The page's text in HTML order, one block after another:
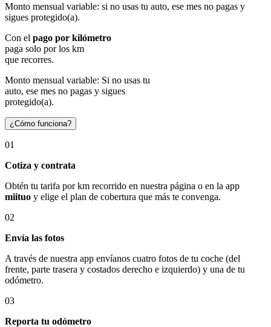
Monto mensual variable: si no usas tu auto, ese mes no pagas y
sigues protegido(a).
Con el pago por kilómetro
paga solo por los km
que recorres.
Monto mensual variable: Si no usas tu
auto, ese mes no pagas y sigues
protegido(a).
¿Cómo funciona?
01
Cotiza y contrata
Obtén tu tarifa por km recorrido en nuestra página o en la app
miituo y elige el plan de cobertura que más te convenga.
02
Envía las fotos
A través de nuestra app envíanos cuatro fotos de tu coche (del
frente, parte trasera y costados derecho e izquierdo) y una de tu
odómetro.
03
Reporta tu odómetro